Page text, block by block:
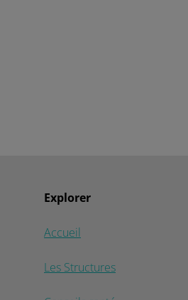
Explorer
Accueil
Les Structures